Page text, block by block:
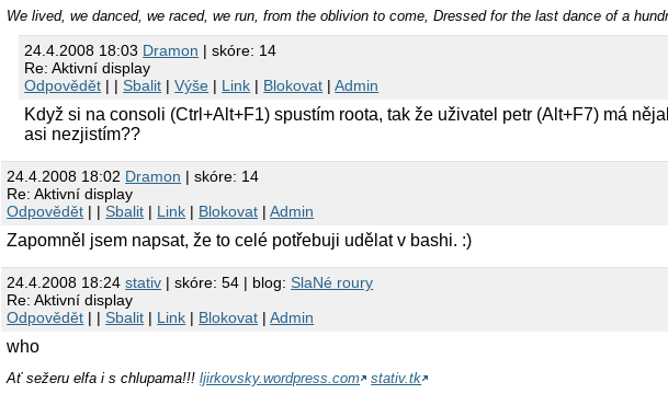
We lived, we danced, we raced, we run, from the oblivion to come, Dressed for the last dance of a
24.4.2008 18:03 Dramon | skóre: 14
Re: Aktivní display
Odpovědět | |Sbalit |Výše | Link | Blokovat |Admin
Když si na consoli (Ctrl+Alt+F1) spustím roota, tak že uživatel petr (Alt+F7) má
asi nezjistím??
24.4.2008 18:02 Dramon | skóre: 14
Re: Aktivní display
Odpovědět | |Sbalit | Link | Blokovat |Admin
Zapomněl jsem napsat, že to celé potřebuji udělat v bashi. :)
24.4.2008 18:24stativ | skóre: 54 | blog:SlaNé roury
Re: Aktivní display
Odpovědět | |Sbalit | Link | Blokovat |Admin
who
Ať sežeru elfa i s chlupama!!!ljirkovsky.wordpress.com stativ.tk